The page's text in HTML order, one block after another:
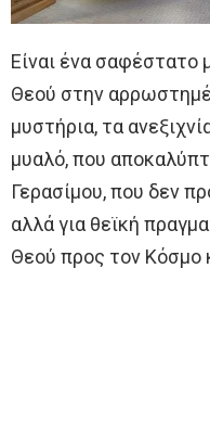
Είναι ένα σαφέστατο
Θεού στην
μυστήρια, τα
μυαλό, που
Γερασίμου, που δεν
αλλά για θεϊκή
Θεού προς τον Κόσμο